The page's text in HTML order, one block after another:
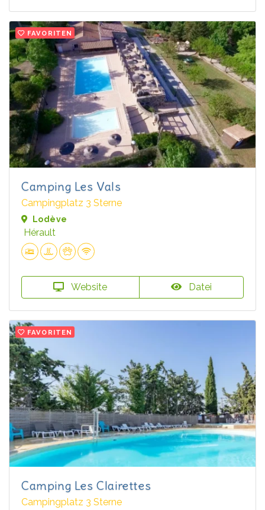
FAVORITEN
Camping Les Vals
Campingplatz 3 Sterne
Lodève
Hérault
Website Datei
FAVORITEN
Camping Les Clairettes
Campingplatz 3 Sterne